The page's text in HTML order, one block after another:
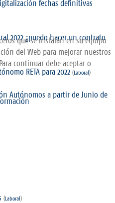
fechas definitivas
2022 ¿puedo hacer un contrato
RETA para 2022 (Laboral)
Autónomos a partir de Junio de
(Laboral)
que se instalan en su equipo
del Web para mejorar nuestros
continuar debe aceptar o